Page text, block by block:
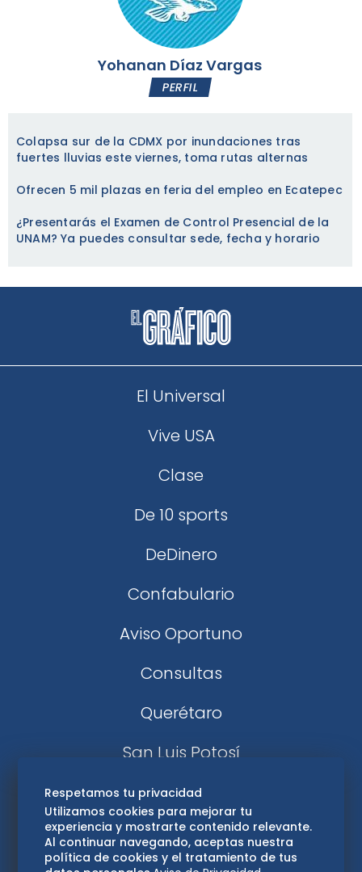
Yohanan Díaz Vargas
PERFIL
Colapsa sur de la CDMX por inundaciones tras
fuertes lluvias este viernes, toma rutas alternas
Ofrecen 5 mil plazas en feria del empleo en Ecatepec
¿Presentarás el Examen de Control Presencial de la
UNAM? Ya puedes consultar sede, fecha y horario
El Universal
Vive USA
Clase
De 10 sports
DeDinero
Confabulario
Aviso Oportuno
Consultas
Querétaro
San Luis Potosí
Edomex
Consultas
Respetamos tu privacidad
Utilizamos cookies para mejorar tu
experiencia y mostrarte contenido relevante.
Al continuar navegando, aceptas nuestra
política de cookies y el tratamiento de tus